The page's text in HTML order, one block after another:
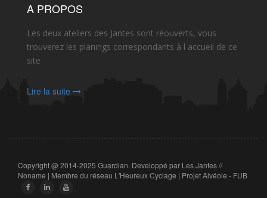
A PROPOS
Les deux ateliers des Jantes sont réouverts, vous
trouverez les planings correspondants à l accueil de ce
site
Lire la suite
Copyright @ 2014-2025 Guardian. Developpé par Les Jantes//
Noname | Membre du réseau L'Heureux Cyclage | Projet Alvéole - FUB